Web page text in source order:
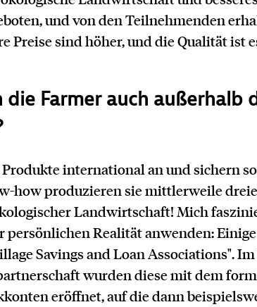
und von den Teilnehmenden
Preise sind höher, und die Qualität ist
Farmer auch außerhalb
international an und sichern
how produzieren sie mittlerweile
Landwirtschaft! Mich
persönlichen Realität anwenden:
Savings and Loan Associations".
wurden diese mit dem
eröffnet, auf die dann